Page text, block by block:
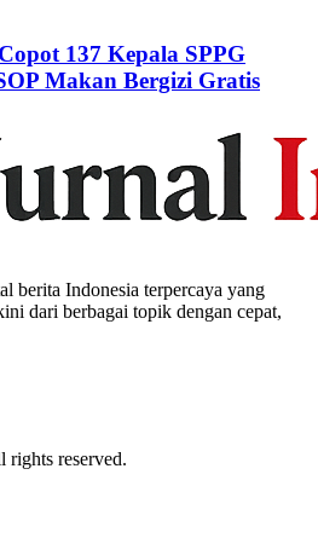
137 Kepala SPPG
Makan Bergizi Gratis
berita Indonesia terpercaya yang
dari berbagai topik dengan cepat,
reserved.